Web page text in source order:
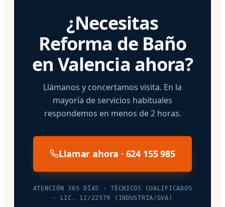
¿Necesitas
Reforma de Baño
en Valencia ahora?
Llámanos y concertamos visita. En la
mayoría de servicios habituales
respondemos en menos de 2 horas.
Llamar ahora · 624 155 985
ATENCIÓN 365 DÍAS · TÉCNICOS CUALIFICADOS
· LIC. 12/22579 (INDUSTRIA/GVA)